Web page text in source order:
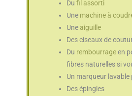
Dufil assorti
Une machine à
Une aiguille
Des ciseaux de
Du rembourrageen
fibres naturelles si
Un marqueur
Des épingles